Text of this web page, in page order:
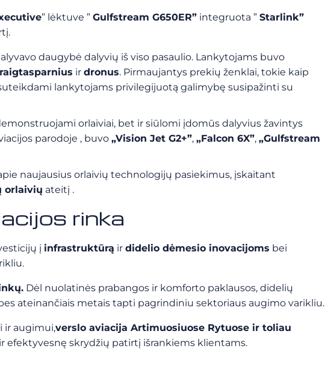
” lėktuve ” Gulfstream G650ER” integruota ” Starlink”
daugybė dalyvių iš viso pasaulio. Lankytojams buvo
ir dronus. Pirmaujantys prekių ženklai, tokie kaip
lankytojams privilegijuotą galimybę susipažinti su
orlaiviai, bet ir siūlomi įdomūs dalyvius žavintys
parodoje , buvo „Vision Jet G2+”, „Falcon 6X”, „Gulfstream
naujausius orlaivių technologijų pasiekimus, įskaitant
orlaivių ateitį .
rinka
į infrastruktūrą ir didelio dėmesio inovacijoms bei
Dėl nuolatinės prabangos ir komforto paklausos, didelių
ateinančiais metais tapti pagrindiniu sektoriaus augimo varikliu.
ir augimui,verslo aviacija Artimuosiuose Rytuose ir toliau
efektyvesnę skrydžių patirtį išrankiems klientams.